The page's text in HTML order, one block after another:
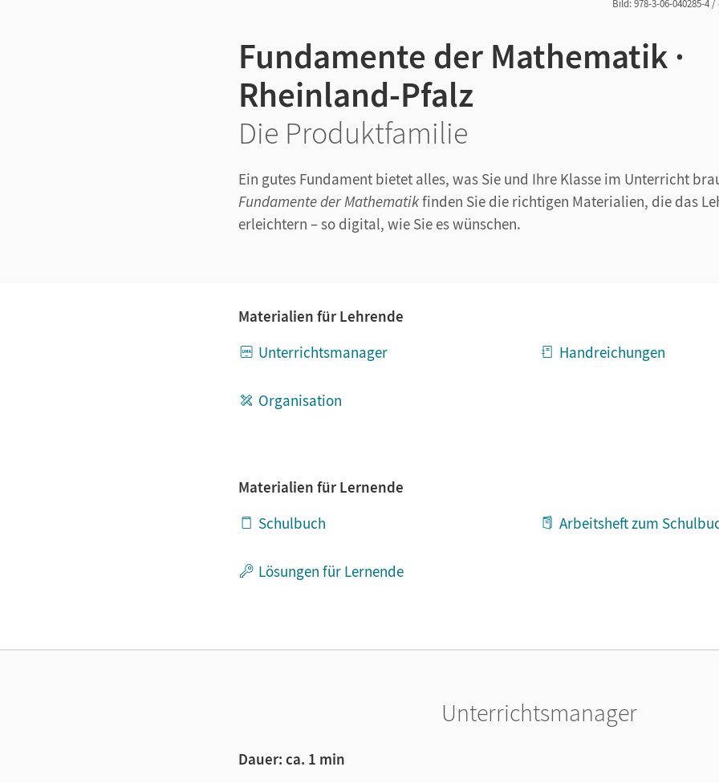
Bild: 978-3-06-040285-4
Fundamente der Mathematik ·
Rheinland-Pfalz
Die Produktfamilie
Ein gutes Fundament bietet alles, was Sie und Ihre Klasse im Unterricht
Fundamente der Mathematikfinden Sie die richtigen Materialien, die das
erleichtern – so digital, wie Sie es wünschen.
Materialien für Lehrende
Unterrichtsmanager
Handreichungen
Organisation
Materialien für Lernende
Schulbuch
Arbeitsheft zum
Lösungen für Lernende
Unterrichtsmanager
Dauer: ca. 1 min